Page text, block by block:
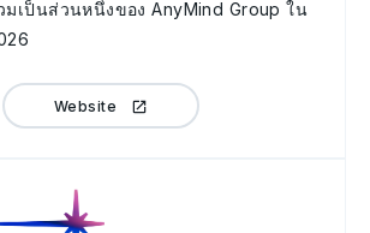
มเป็นส่วนหนึ่งของ AnyMind Group ใน
Website